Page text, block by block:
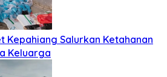
Kepahiang Salurkan Ketahanan
Keluarga